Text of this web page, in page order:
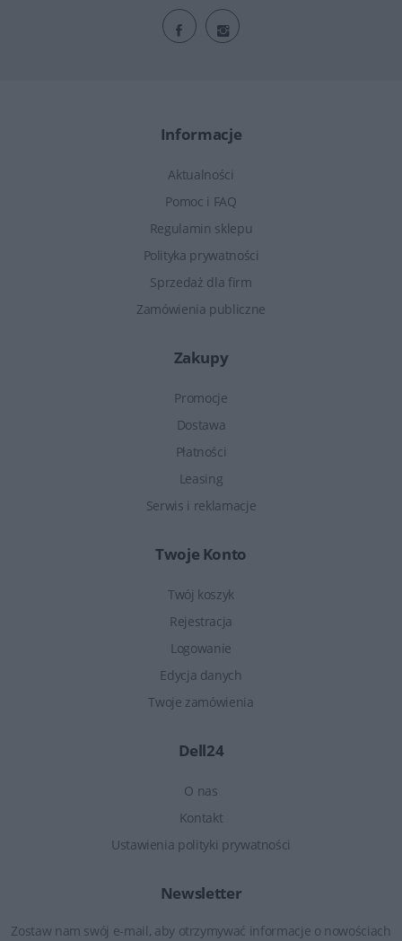
Informacje
Aktualności
Pomoc i FAQ
Regulamin sklepu
Polityka prywatności
Sprzedaż dla firm
Zamówienia publiczne
Zakupy
Promocje
Dostawa
Płatności
Leasing
Serwis i reklamacje
Twoje Konto
Twój koszyk
Rejestracja
Logowanie
Edycja danych
Twoje zamówienia
Dell24
O nas
Kontakt
Ustawienia polityki prywatności
Newsletter
Zostaw nam swój e-mail, aby otrzymywać informacje o nowościach